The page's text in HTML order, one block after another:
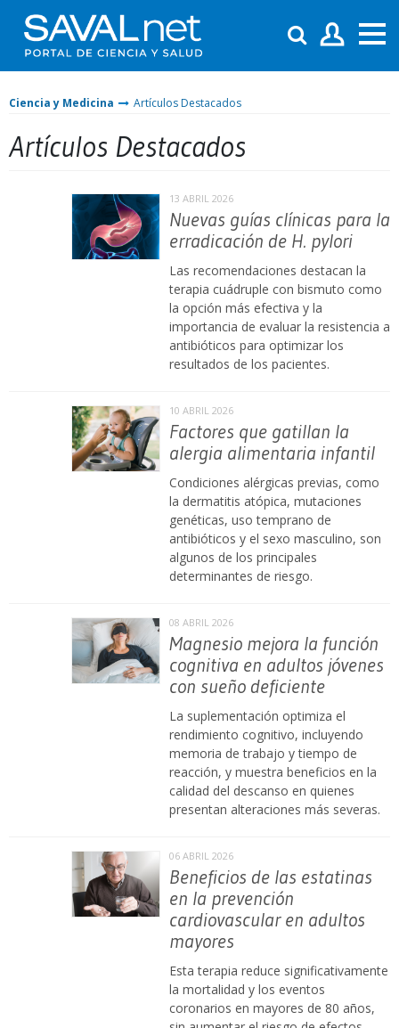
Ciencia y Medicina Artículos Destacados
Artículos Destacados
13 ABRIL 2026
Nuevas guías clínicas para la
erradicación de H. pylori
Las recomendaciones destacan la
terapia cuádruple con bismuto como
la opción más efectiva y la
importancia de evaluar la resistencia a
antibióticos para optimizar los
resultados de los pacientes.
10 ABRIL 2026
Factores que gatillan la
alergia alimentaria infantil
Condiciones alérgicas previas, como
la dermatitis atópica, mutaciones
genéticas, uso temprano de
antibióticos y el sexo masculino, son
algunos de los principales
determinantes de riesgo.
08 ABRIL 2026
Magnesio mejora la función
cognitiva en adultos jóvenes
con sueño deficiente
La suplementación optimiza el
rendimiento cognitivo, incluyendo
memoria de trabajo y tiempo de
reacción, y muestra beneficios en la
calidad del descanso en quienes
presentan alteraciones más severas.
06 ABRIL 2026
Beneficios de las estatinas
en la prevención
cardiovascular en adultos
mayores
Esta terapia reduce significativamente
la mortalidad y los eventos
coronarios en mayores de 80 años,